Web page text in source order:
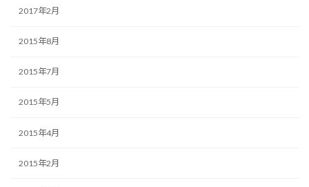
2017年2月
2015年8月
2015年7月
2015年5月
2015年4月
2015年2月